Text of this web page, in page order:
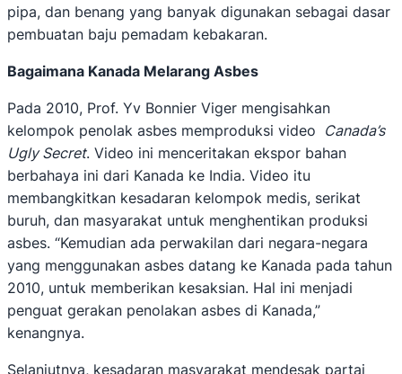
pipa, dan benang yang banyak digunakan sebagai dasar
pembuatan baju pemadam kebakaran.
Bagaimana Kanada Melarang Asbes
Pada 2010, Prof. Yv Bonnier Viger mengisahkan
kelompok penolak asbes memproduksi video Canada’s
Ugly Secret. Video ini menceritakan ekspor bahan
berbahaya ini dari Kanada ke India. Video itu
membangkitkan kesadaran kelompok medis, serikat
buruh, dan masyarakat untuk menghentikan produksi
asbes. “Kemudian ada perwakilan dari negara-negara
yang menggunakan asbes datang ke Kanada pada tahun
2010, untuk memberikan kesaksian. Hal ini menjadi
penguat gerakan penolakan asbes di Kanada,”
kenangnya.
Selanjutnya, kesadaran masyarakat mendesak partai